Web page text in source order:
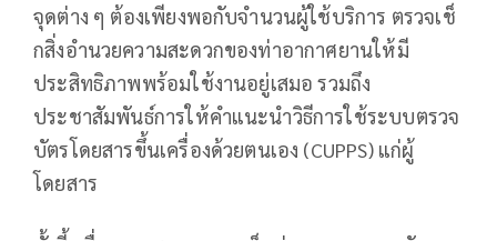
จุดต่าง ๆ ต้องเพียงพอกับจำนวนผู้ใช้บริการ ตรวจเช็
กสิ่งอำนวยความสะดวกของท่าอากาศยานให้มี
ประสิทธิภาพพร้อมใช้งานอยู่เสมอ รวมถึง
ประชาสัมพันธ์การให้คำแนะนำวิธีการใช้ระบบตรวจ
บัตรโดยสารขึ้นเครื่องด้วยตนเอง (CUPPS) แก่ผู้
โดยสาร